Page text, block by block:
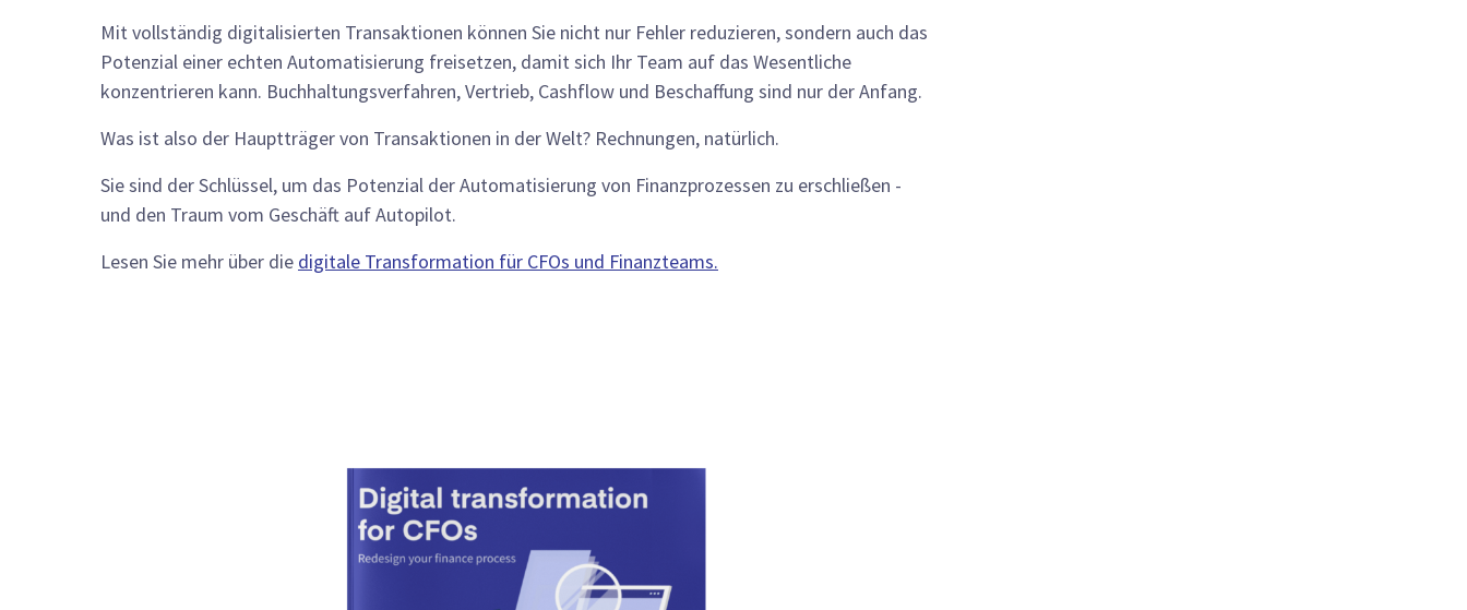
Mit vollständig digitalisierten Transaktionen können Sie nicht nur Fehler reduzieren, sondern auch das
Potenzial einer echten Automatisierung freisetzen, damit sich Ihr Team auf das Wesentliche
konzentrieren kann. Buchhaltungsverfahren, Vertrieb, Cashflow und Beschaffung sind nur der Anfang.
Was ist also der Hauptträger von Transaktionen in der Welt? Rechnungen, natürlich.
Sie sind der Schlüssel, um das Potenzial der Automatisierung von Finanzprozessen zu erschließen -
und den Traum vom Geschäft auf Autopilot.
Lesen Sie mehr über die digitale Transformation für CFOs und Finanzteams.